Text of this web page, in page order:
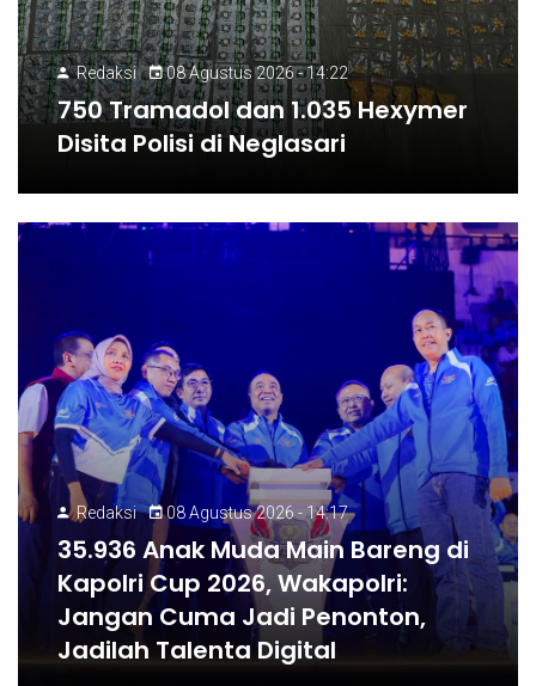
Redaksi 08 Agustus 2026 - 14:22
750 Tramadol dan 1.035 Hexymer
Disita Polisi di Neglasari
Redaksi 08 Agustus 2026 - 14:17
35.936 Anak Muda Main Bareng di
Kapolri Cup 2026, Wakapolri:
Jangan Cuma Jadi Penonton,
Jadilah Talenta Digital